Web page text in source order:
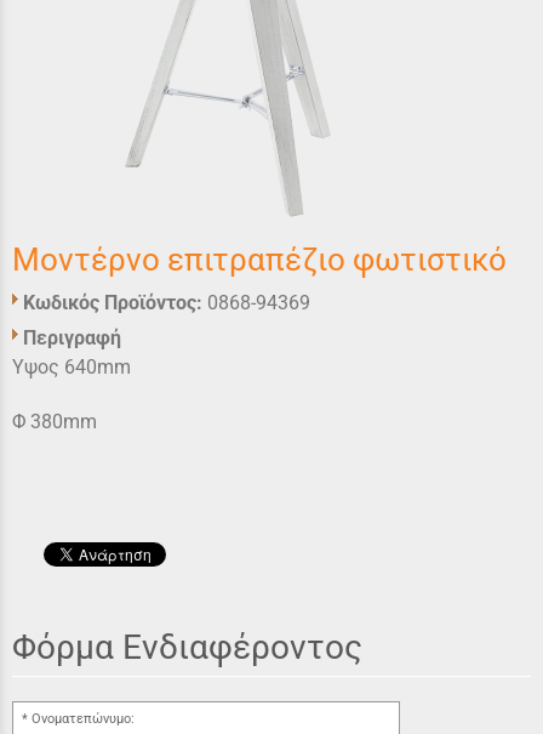
Μοντέρνο επιτραπέζιο φωτιστικό
Κωδικός Προϊόντος: 0868-94369
Περιγραφή
Υψος 640mm
Φ 380mm
Φόρμα Ενδιαφέροντος
Ονοματεπώνυμο: